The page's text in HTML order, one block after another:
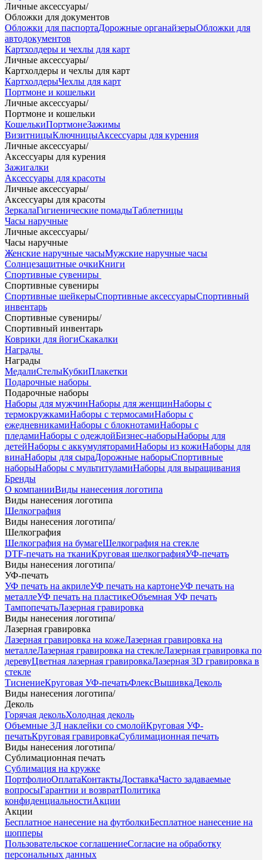
Личные аксессуары/
Обложки для документов
Обложки для паспортаДорожные органайзерыОбложки для
автодокументов
Картхолдеры и чехлы для карт
Личные аксессуары/
Картхолдеры и чехлы для карт
КартхолдерыЧехлы для карт
Портмоне и кошельки
Личные аксессуары/
Портмоне и кошельки
КошелькиПортмонеЗажимы
ВизитницыКлючницыАксессуары для курения
Личные аксессуары/
Аксессуары для курения
Зажигалки
Аксессуары для красоты
Личные аксессуары/
Аксессуары для красоты
ЗеркалаГигиенические помадыТаблетницы
Часы наручные
Личные аксессуары/
Часы наручные
Женские наручные часыМужские наручные часы
Солнцезащитные очкиКниги
Спортивные сувениры
Спортивные сувениры
Спортивные шейкерыСпортивные аксессуарыСпортивный
инвентарь
Спортивные сувениры/
Спортивный инвентарь
Коврики для йогиСкакалки
Награды
Награды
МедалиСтелыКубкиПлакетки
Подарочные наборы
Подарочные наборы
Наборы для мужчинНаборы для женщинНаборы с
термокружкамиНаборы с термосамиНаборы с
ежедневникамиНаборы с блокнотамиНаборы с
пледамиНаборы с одеждойБизнес-наборыНаборы для
детейНаборы с аккумуляторамиНаборы из кожиНаборы для
винаНаборы для сыраДорожные наборыСпортивные
наборыНаборы с мультитуламиНаборы для выращивания
Бренды
О компанииВиды нанесения логотипа
Виды нанесения логотипа
Шелкография
Виды нанесения логотипа/
Шелкография
Шелкография на бумагеШелкография на стекле
DTF-печать на тканиКруговая шелкографияУФ-печать
Виды нанесения логотипа/
УФ-печать
УФ печать на акрилеУФ печать на картонеУФ печать на
металлеУФ печать на пластикеОбъемная УФ печать
ТампопечатьЛазерная гравировка
Виды нанесения логотипа/
Лазерная гравировка
Лазерная гравировка на кожеЛазерная гравировка на
металлеЛазерная гравировка на стеклеЛазерная гравировка по
деревуЦветная лазерная гравировкаЛазерная 3D гравировка в
стекле
ТиснениеКруговая УФ-печатьФлексВышивкаДеколь
Виды нанесения логотипа/
Деколь
Горячая декольХолодная деколь
Объемные 3Д наклейки со смолойКруговая УФ-
печатьКруговая гравировкаСублимационная печать
Виды нанесения логотипа/
Сублимационная печать
Сублимация на кружке
ПортфолиоОплатаКонтактыДоставкаЧасто задаваемые
вопросыГарантии и возвратПолитика
конфиденциальностиАкции
Акции
Бесплатное нанесение на футболкиБесплатное нанесение на
шопперы
Пользовательское соглашениеСогласие на обработку
персональных данных